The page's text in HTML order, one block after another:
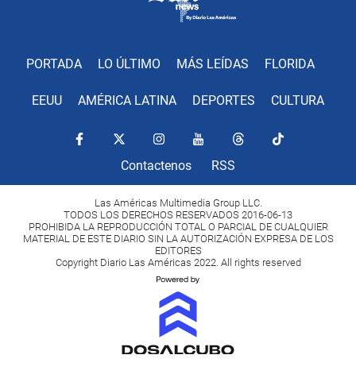
PORTADA LO ÚLTIMO MÁS LEÍDAS FLORIDA
EEUU AMÉRICA LATINA DEPORTES CULTURA
Contactenos RSS
Las Américas Multimedia Group LLC.
TODOS LOS DERECHOS RESERVADOS 2016-06-13
PROHIBIDA LA REPRODUCCIÓN TOTAL O PARCIAL DE CUALQUIER
MATERIAL DE ESTE DIARIO SIN LA AUTORIZACIÓN EXPRESA DE LOS
EDITORES
Copyright Diario Las Américas 2022. All rights reserved